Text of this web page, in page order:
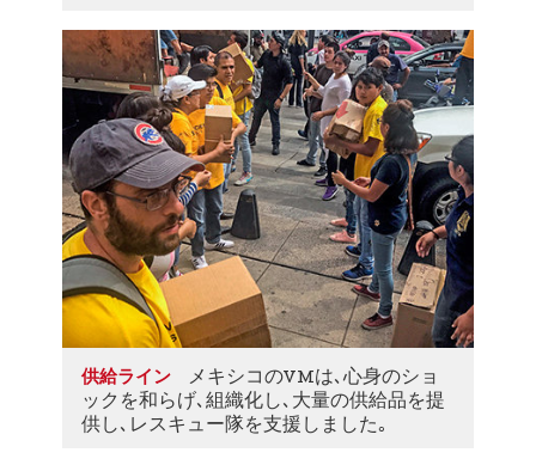
供給ライン
メキシコのVMは､心身のショ
ックを和らげ､組織化し､大量の供給品を提
供し､レスキュー隊を支援しました｡